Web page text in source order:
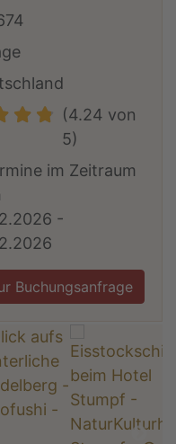
(4.24 von
5)
im Zeitraum
-
Buchungsanfrage